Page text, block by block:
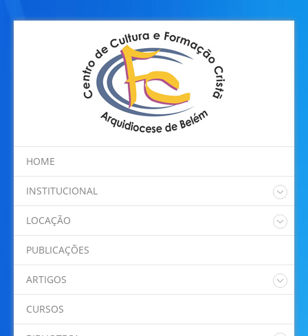
HOME
INSTITUCIONAL
Quem somos
Regimento Interno
Programação
LOCAÇÃO
Nossos Espaços
Localização
PUBLICAÇÕES
ARTIGOS
CURSOS